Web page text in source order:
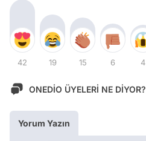
42 19 15 6 4
ONEDİO ÜYELERİ NE DİYOR?
Yorum Yazın